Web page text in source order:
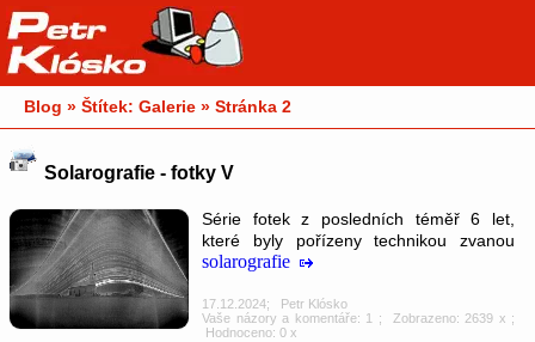
Blog » Štítek: Galerie » Stránka 2
Solarografie - fotky V
Série fotek z posledních téměř 6 let,
které byly pořízeny technikou zvanou
solarografie
17.12.2024; Petr Klósko
Vaše názory a komentáře: 1
; Zobrazeno: 2639 x ;
Hodnoceno: 0 x